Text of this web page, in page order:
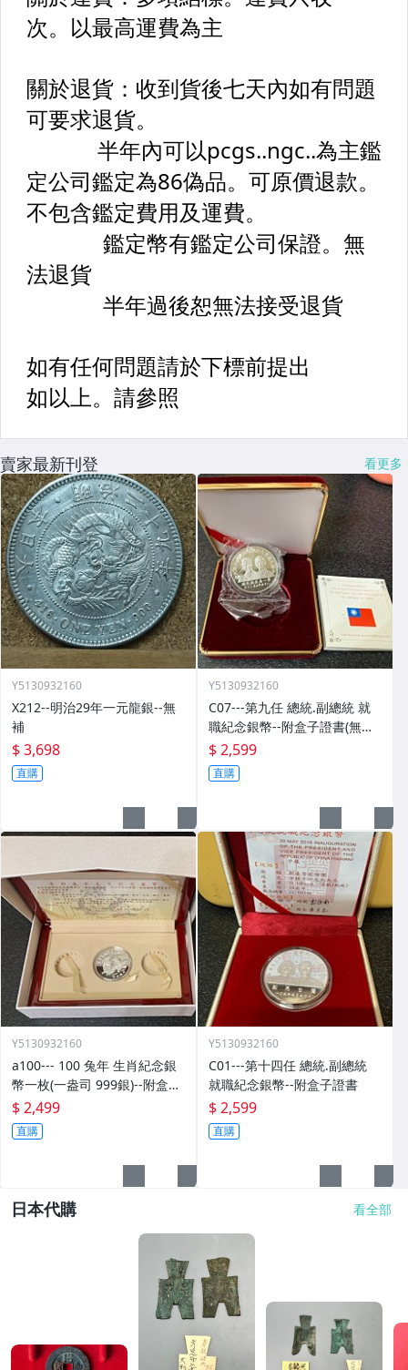
賣家最新刊登 看更多
Y5130932160
X212--明治29年一元龍銀--無
補
$ 3,698
直購
Y5130932160
C07---第九任 總統.副總統 就
職紀念銀幣--附盒子證書(無外
紙盒)
$ 2,599
直購
Y5130932160
a100--- 100 兔年 生肖紀念銀
幣一枚(一盎司 999銀)--附盒子.
證書.收據
$ 2,499
直購
Y5130932160
C01---第十四任 總統.副總統
就職紀念銀幣--附盒子證書
$ 2,599
直購
日本代購 看全部